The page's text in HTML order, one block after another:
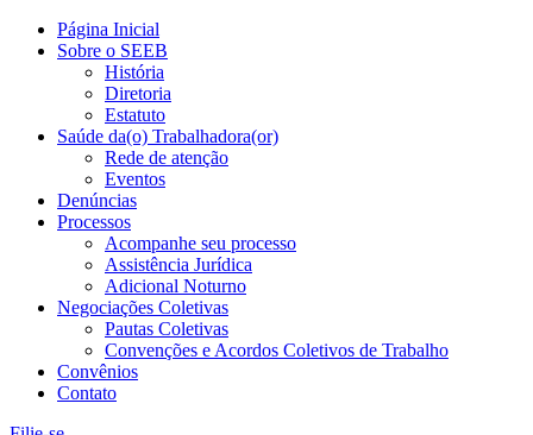
Página Inicial
Sobre o SEEB
História
Diretoria
Estatuto
Saúde da(o) Trabalhadora(or)
Rede de atenção
Eventos
Denúncias
Processos
Acompanhe seu processo
Assistência Jurídica
Adicional Noturno
Negociações Coletivas
Pautas Coletivas
Convenções e Acordos Coletivos de Trabalho
Convênios
Contato